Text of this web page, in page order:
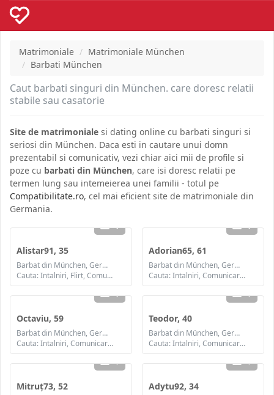
Matrimoniale
Matrimoniale München
Barbati München
Caut barbati singuri din München. care doresc relatii
stabile sau casatorie
Site de matrimoniale si dating online cu barbati singuri si
seriosi din München. Daca esti in cautare unui domn
prezentabil si comunicativ, vezi chiar aici mii de profile si
poze cu barbati din München, care isi doresc relatii pe
termen lung sau intemeierea unei familii - totul pe
Compatibilitate.ro, cel mai eficient site de matrimoniale din
Germania.
1
Alistar91, 35
Barbat din München, Germania
Cauta: Intalniri, Flirt, Comunicare / chat, Prietenie, Casatorie
1
Adorian65, 61
Barbat din München, Germania
Cauta: Intalniri, Comunicare / chat, Prietenie
1
Octaviu, 59
Barbat din München, Germania
Cauta: Intalniri, Comunicare / chat, Prietenie
1
Teodor, 40
Barbat din München, Germania
Cauta: Intalniri, Comunicare / chat, Prietenie, Casatorie
1
Mitruț73, 52
1
Adytu92, 34